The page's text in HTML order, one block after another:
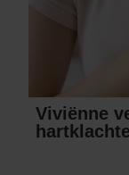
Viviënne